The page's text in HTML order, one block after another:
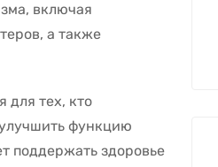
включая
а также
для тех, кто
функцию
поддержать здоровье